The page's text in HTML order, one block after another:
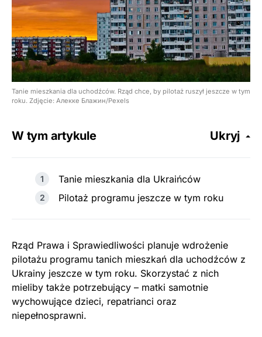
Tanie mieszkania dla uchodźców. Rząd chce, by pilotaż ruszył jeszcze w tym
roku. Zdjęcie: Алекке Блажин/Pexels
W tym artykule Ukryj
Tanie mieszkania dla Ukraińców
Pilotaż programu jeszcze w tym roku
Rząd Prawa i Sprawiedliwości planuje wdrożenie
pilotażu programu tanich mieszkań dla uchodźców z
Ukrainy jeszcze w tym roku. Skorzystać z nich
mieliby także potrzebujący – matki samotnie
wychowujące dzieci, repatrianci oraz
niepełnosprawni.